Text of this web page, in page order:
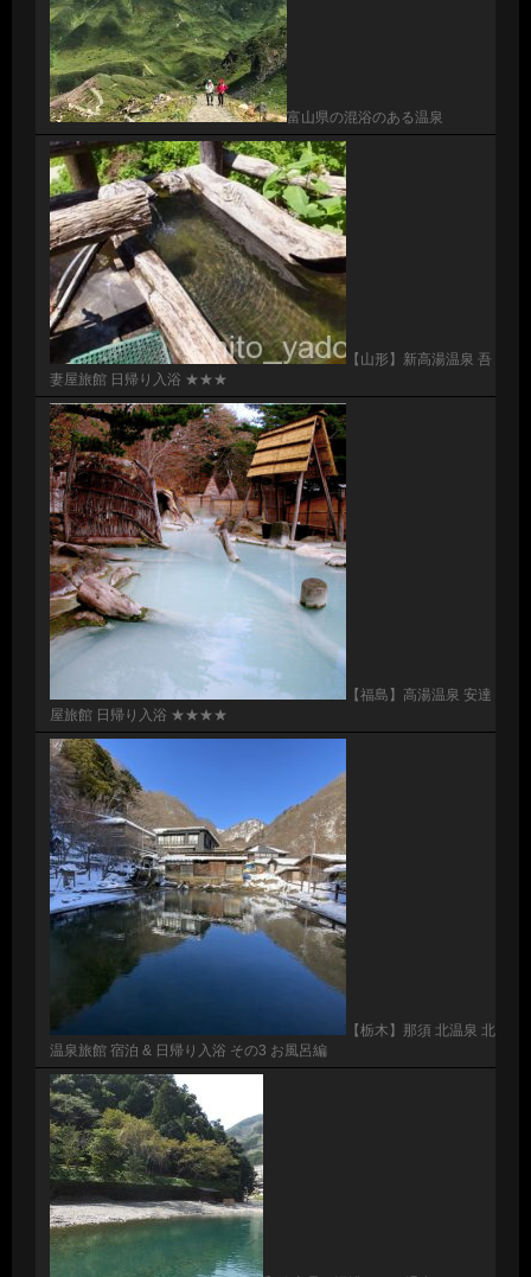
富山県の混浴のある温泉
【山形】新高湯温泉 吾
妻屋旅館 日帰り入浴 ★★★
【福島】高湯温泉 安達
屋旅館 日帰り入浴 ★★★★
【栃木】那須 北温泉 北
温泉旅館 宿泊 & 日帰り入浴 その3 お風呂編